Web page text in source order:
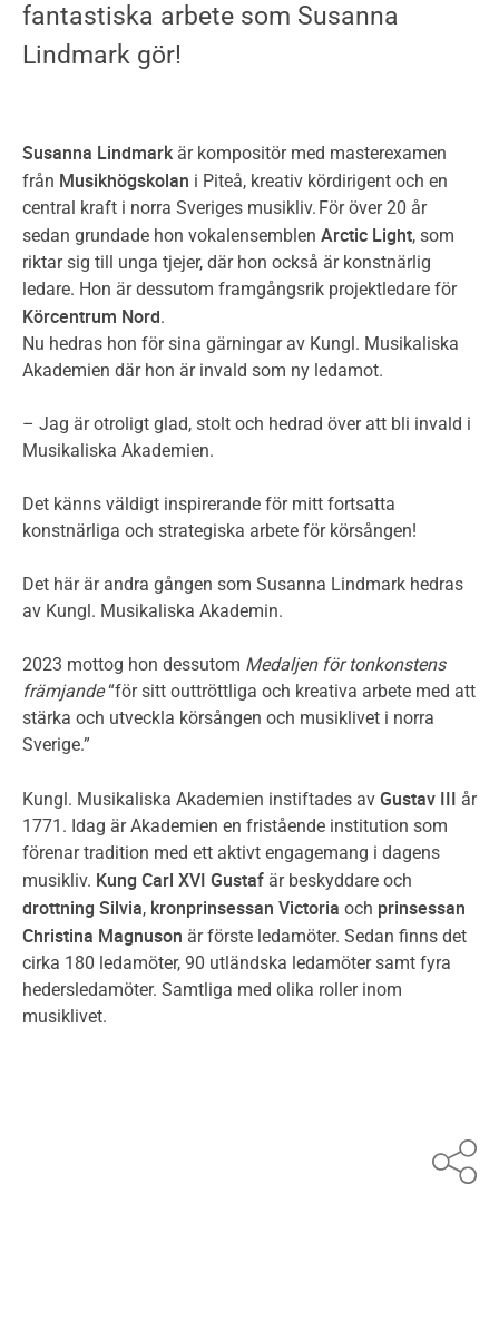
fantastiska arbete som Susanna
Lindmark gör!
Susanna Lindmark är kompositör med masterexamen
från Musikhögskolan i Piteå, kreativ kördirigent och en
central kraft i norra Sveriges musikliv. För över 20 år
sedan grundade hon vokalensemblen Arctic Light, som
riktar sig till unga tjejer, där hon också är konstnärlig
ledare. Hon är dessutom framgångsrik projektledare för
Körcentrum Nord.
Nu hedras hon för sina gärningar av Kungl. Musikaliska
Akademien där hon är invald som ny ledamot.
– Jag är otroligt glad, stolt och hedrad över att bli invald i
Musikaliska Akademien.
Det känns väldigt inspirerande för mitt fortsatta
konstnärliga och strategiska arbete för körsången!
Det här är andra gången som Susanna Lindmark hedras
av Kungl. Musikaliska Akademin.
2023 mottog hon dessutom Medaljen för tonkonstens
främjande“för sitt outtröttliga och kreativa arbete med att
stärka och utveckla körsången och musiklivet i norra
Sverige.”
Kungl. Musikaliska Akademien instiftades av Gustav III år
1771. Idag är Akademien en fristående institution som
förenar tradition med ett aktivt engagemang i dagens
musikliv. Kung Carl XVI Gustaf är beskyddare och
drottning Silvia, kronprinsessan Victoria och prinsessan
Christina Magnuson är förste ledamöter. Sedan finns det
cirka 180 ledamöter, 90 utländska ledamöter samt fyra
hedersledamöter. Samtliga med olika roller inom
musiklivet.